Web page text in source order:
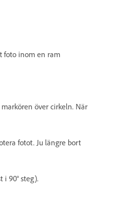
foto inom en ram
över cirkeln. När
fotot. Ju längre bort
i 90° steg).